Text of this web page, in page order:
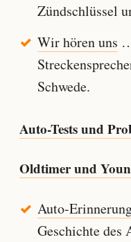
Zündschlüssel
Wir hören uns
Schwede.
Auto-Tests und
Oldtimer und
Auto-
Geschichte des